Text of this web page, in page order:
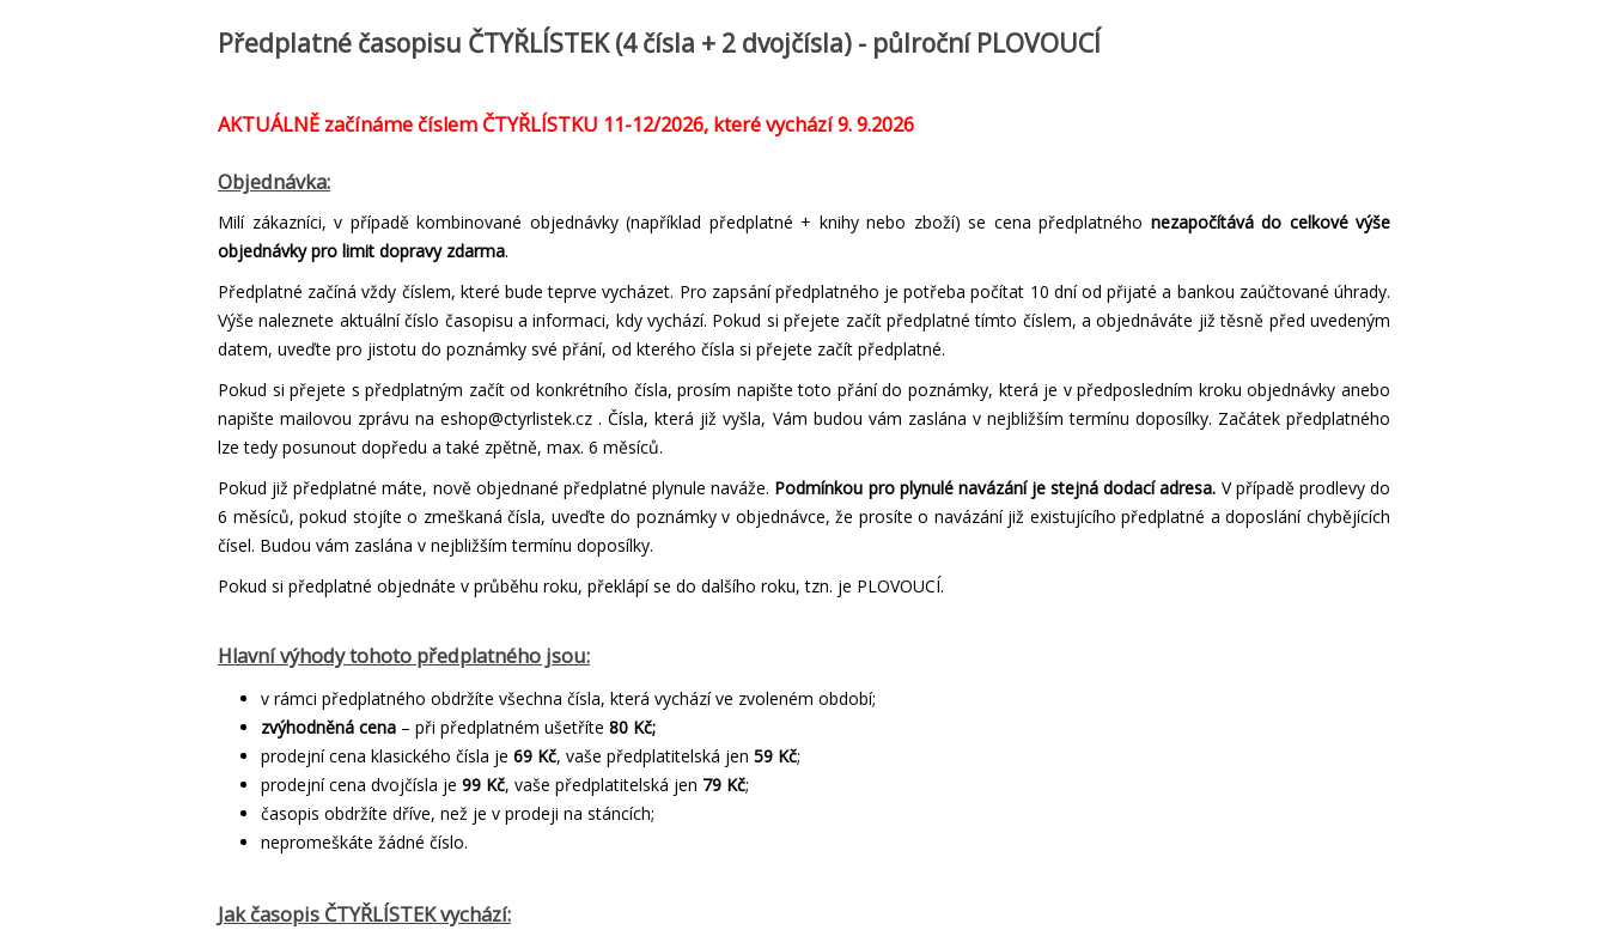
Předplatné časopisu ČTYŘLÍSTEK (4 čísla + 2 dvojčísla) - půlroční PLOVOUCÍ
AKTUÁLNĚ začínáme číslem ČTYŘLÍSTKU 11-12/2026, které vychází 9. 9.2026
Objednávka:
Milí zákazníci, v případě kombinované objednávky (například předplatné + knihy nebo zboží) se cena předplatného nezapočítává do celkové výše
objednávky pro limit dopravy zdarma.
Předplatné začíná vždy číslem, které bude teprve vycházet. Pro zapsání předplatného je potřeba počítat 10 dní od přijaté a bankou zaúčtované úhrady.
Výše naleznete aktuální číslo časopisu a informaci, kdy vychází. Pokud si přejete začít předplatné tímto číslem, a objednáváte již těsně před uvedeným
datem, uveďte pro jistotu do poznámky své přání, od kterého čísla si přejete začít předplatné.
Pokud si přejete s předplatným začít od konkrétního čísla, prosím napište toto přání do poznámky, která je v předposledním kroku objednávky anebo
napište mailovou zprávu naeshop@ctyrlistek.cz . Čísla, která již vyšla, Vám budou vám zaslána v nejbližším termínu doposílky. Začátek předplatného
lze tedy posunout dopředu a také zpětně, max. 6 měsíců.
Pokud již předplatné máte, nově objednané předplatné plynule naváže. Podmínkou pro plynulé navázání je stejná dodací adresa. V případě prodlevy do
6 měsíců, pokud stojíte o zmeškaná čísla, uveďte do poznámky v objednávce, že prosíte o navázání již existujícího předplatné a doposlání chybějících
čísel. Budou vám zaslána v nejbližším termínu doposílky.
Pokud si předplatné objednáte v průběhu roku, překlápí se do dalšího roku, tzn. je PLOVOUCÍ.
Hlavní výhody tohoto předplatného jsou:
v rámci předplatného obdržíte všechna čísla, která vychází ve zvoleném období;
zvýhodněná cena – při předplatném ušetříte 80 Kč;
prodejní cena klasického čísla je 69 Kč, vaše předplatitelská jen 59 Kč;
prodejní cena dvojčísla je 99 Kč, vaše předplatitelská jen 79 Kč;
časopis obdržíte dříve, než je v prodeji na stáncích;
nepromeškáte žádné číslo.
Jak časopis ČTYŘLÍSTEK vychází: